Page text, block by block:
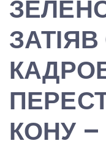
КОНУ